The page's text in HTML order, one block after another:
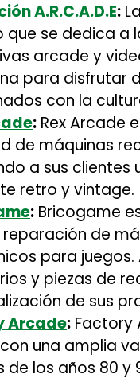
A.R.C.A.D.E:
que se dedica a
arcade y
para disfrutar
con la
: Rex Arcade
de máquinas
a sus clientes
retro y vintage.
: Bricogame
de
para
y piezas de
de sus
Arcade: Factory
una amplia
de los años 80 y